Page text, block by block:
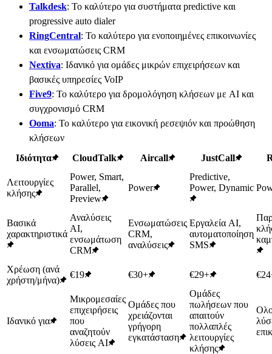
Talkdesk: Το καλύτερο για συστήματα predictive και
progressive auto dialer
RingCentral: Το καλύτερο για ενοποιημένες επικοινωνίες
και ενσωματώσεις CRM
Nextiva: Ιδανικό για ομάδες μικρών επιχειρήσεων και
βασικές υπηρεσίες VoIP
Five9: Το καλύτερο για δρομολόγηση κλήσεων με AI και
συγχρονισμό CRM
Ooma: Το καλύτερο για εικονική ρεσεψιόν και προώθηση
κλήσεων
Ιδιότητα
CloudTalk Aircall JustCall
Λειτουργίες
κλήσης
Power, Smart,
Parallel,
Preview
Power
Predictive,
Power, Dynamic
Βασικά
χαρακτηριστικά
Αναλύσεις
AI,
ενσωμάτωση
CRM
Ενσωματώσεις
CRM,
αναλύσεις
Εργαλεία AI,
αυτοματοποίηση
SMS
Χρέωση (ανά
χρήστη/μήνα)
€19 €30+ €29+
Ιδανικό για
Μικρομεσαίες
επιχειρήσεις
που
αναζητούν
λύσεις AI
Ομάδες που
χρειάζονται
γρήγορη
εγκατάσταση
Ομάδες
πωλήσεων που
απαιτούν
πολλαπλές
λειτουργίες
κλήσης